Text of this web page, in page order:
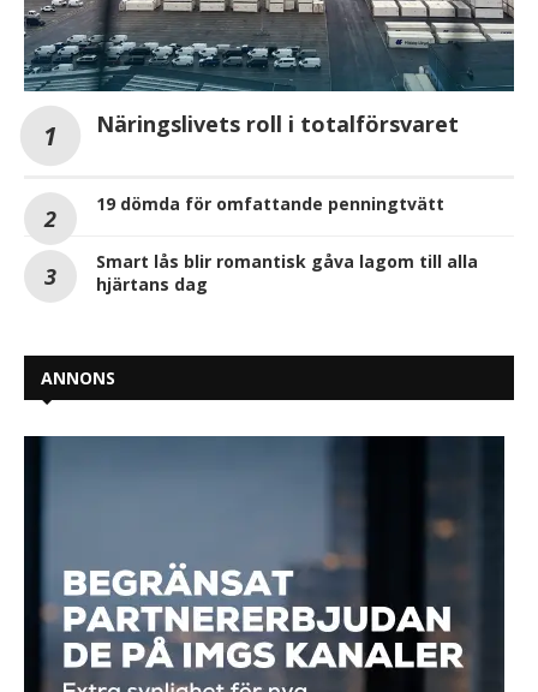
Näringslivets roll i totalförsvaret
19 dömda för omfattande penningtvätt
Smart lås blir romantisk gåva lagom till alla
hjärtans dag
ANNONS